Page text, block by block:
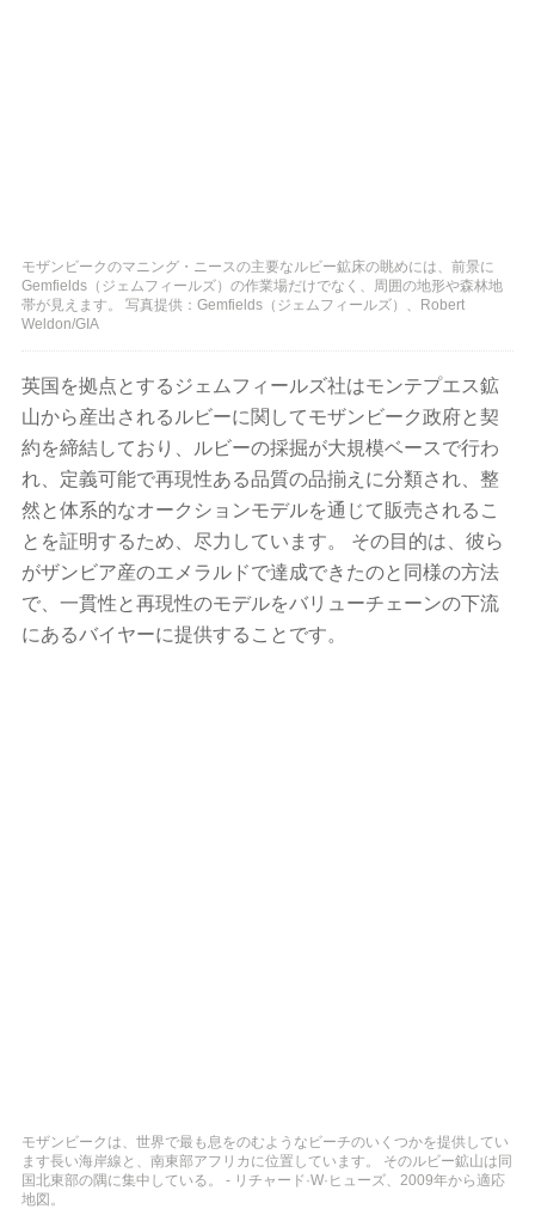
モザンビークのマニング・ニースの主要なルビー鉱床の眺めには、前景に
Gemfields（ジェムフィールズ）の作業場だけでなく、周囲の地形や森林地
帯が見えます。 写真提供：Gemfields（ジェムフィールズ）、Robert
Weldon/GIA
英国を拠点とするジェムフィールズ社はモンテプエス鉱
山から産出されるルビーに関してモザンビーク政府と契
約を締結しており、ルビーの採掘が大規模ベースで行わ
れ、定義可能で再現性ある品質の品揃えに分類され、整
然と体系的なオークションモデルを通じて販売されるこ
とを証明するため、尽力しています。 その目的は、彼ら
がザンビア産のエメラルドで達成できたのと同様の方法
で、一貫性と再現性のモデルをバリューチェーンの下流
にあるバイヤーに提供することです。
モザンビークは、世界で最も息をのむようなビーチのいくつかを提供してい
ます長い海岸線と、南東部アフリカに位置しています。 そのルビー鉱山は同
国北東部の隅に集中している。 - リチャード·W·ヒューズ、2009年から適応
地図。